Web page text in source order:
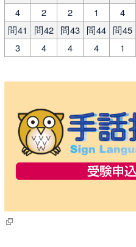
4
2 2 1 4
問41
問42 問43 問44 問45
3
4 4 4 1